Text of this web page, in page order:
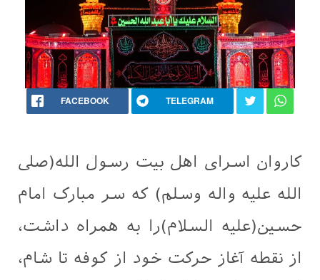
FACEBOOK TELEGRAM
کاروان اسرای اهل بیت رسول الله(صلی
الله علیه واله وسلم) که سر مبارک امام
حسین(علیه السلام)را به همراه داشت،
از نقطه آغاز حرکت خود از کوفه تا شام،